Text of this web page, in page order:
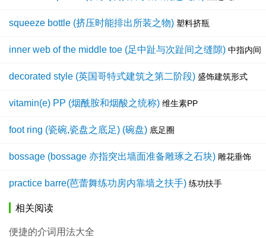
squeeze bottle (挤压时能排出所装之物) 塑料挤瓶
inner web of the middle toe (足中趾与次趾间之缝隙) 中指内间
decorated style (英国哥特式建筑之第二阶段) 盛饰建筑形式
vitamin(e) PP (烟酰胺和烟酸之统称) 维生素PP
foot ring (瓷碗,瓷盘之底足) (碗盘) 底足圈
bossage (bossage 亦指突出墙面准备雕琢之石块) 雕花垂饰
practice barre(芭蕾舞练功房内靠墙之扶手) 练功扶手
相关阅读
便捷的介词用法大全